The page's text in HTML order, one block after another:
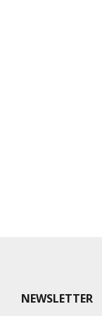
NEWSLETTER